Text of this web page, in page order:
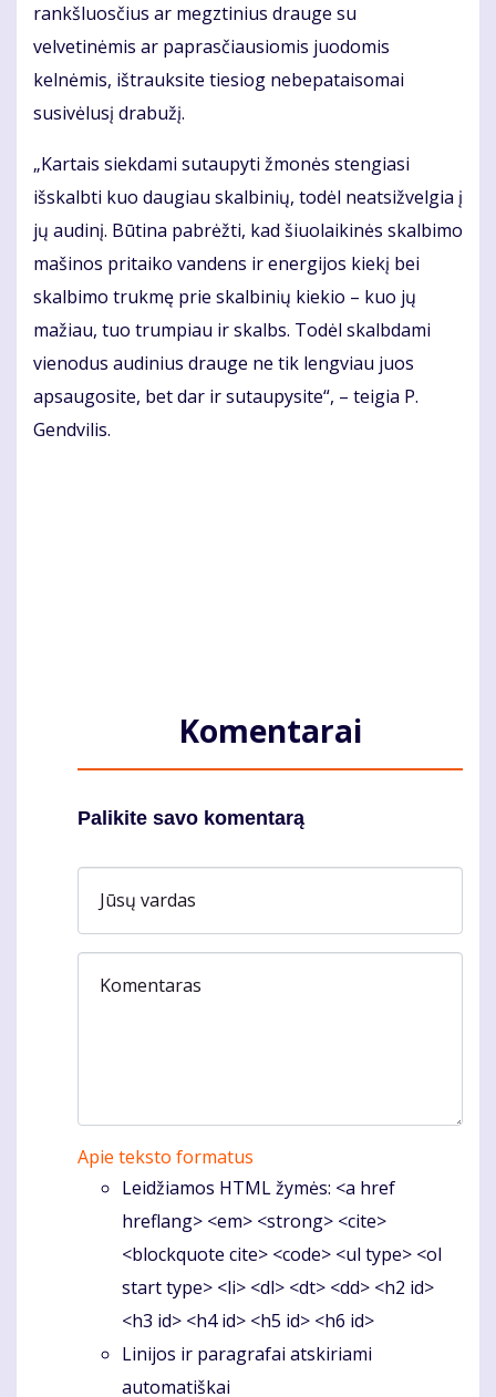
rankšluosčius ar megztinius drauge su
velvetinėmis ar paprasčiausiomis juodomis
kelnėmis, ištrauksite tiesiog nebepataisomai
susivėlusį drabužį.
„Kartais siekdami sutaupyti žmonės stengiasi
išskalbti kuo daugiau skalbinių, todėl neatsižvelgia į
jų audinį. Būtina pabrėžti, kad šiuolaikinės skalbimo
mašinos pritaiko vandens ir energijos kiekį bei
skalbimo trukmę prie skalbinių kiekio – kuo jų
mažiau, tuo trumpiau ir skalbs. Todėl skalbdami
vienodus audinius drauge ne tik lengviau juos
apsaugosite, bet dar ir sutaupysite“, – teigia P.
Gendvilis.
Komentarai
Palikite savo komentarą
Jūsų vardas
Komentaras
Apie teksto formatus
Leidžiamos HTML žymės: <a href
hreflang> <em> <strong> <cite>
<blockquote cite> <code> <ul type> <ol
start type> <li> <dl> <dt> <dd> <h2 id>
<h3 id> <h4 id> <h5 id> <h6 id>
Linijos ir paragrafai atskiriami
automatiškai